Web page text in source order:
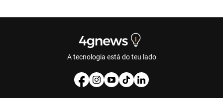
A tecnologia está do teu lado